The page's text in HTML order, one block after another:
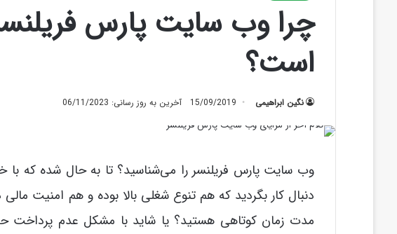
چرا وب سایت پارس
است؟
نگین ابراهیمی 15/09/2019 آخرین به روز رسانی: 06/11/2023
وب سایت پارس فریلنسر را می‌شناسید؟ تا به حال شده که با
دنبال کار بگردید که هم تنوع شغلی بالا بوده و هم امنیت
مدت زمان کوتاهی هستید؟ یا شاید با مشکل عدم پرداخت حق